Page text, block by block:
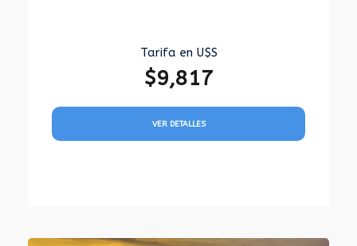
Tarifa en U$S
$9,817
VER DETALLES